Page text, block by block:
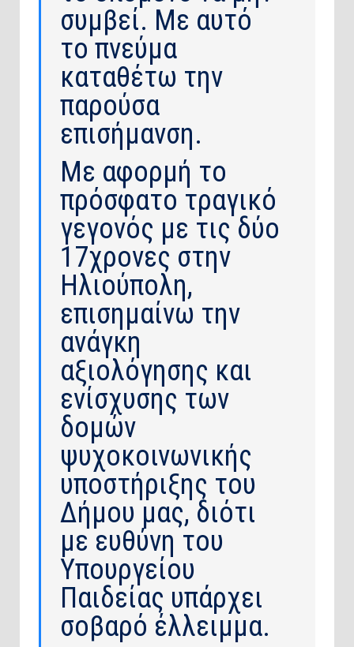
συμβεί. Με αυτό
το πνεύμα
καταθέτω την
παρούσα
επισήμανση.
Με αφορμή το
πρόσφατο τραγικό
γεγονός με τις δύο
17χρονες στην
Ηλιούπολη,
επισημαίνω την
ανάγκη
αξιολόγησης και
ενίσχυσης των
δομών
ψυχοκοινωνικής
υποστήριξης του
Δήμου μας, διότι
με ευθύνη του
Υπουργείου
Παιδείας υπάρχει
σοβαρό έλλειμμα.